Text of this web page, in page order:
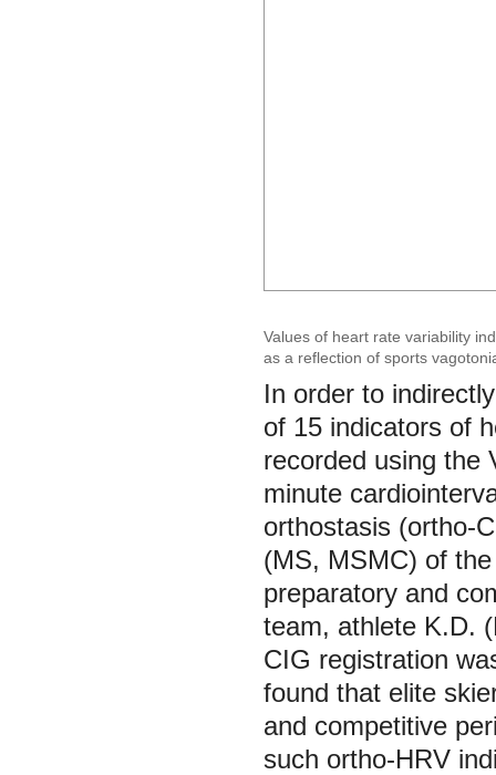
Values of heart rate variability
as a reflection of sports
In order to
of 15 indicators of
recorded using the
minute
orthostasis (ortho-
(MS, MSMC) of
preparatory and
team, athlete K.D.
CIG registration
found that elite
and competitive
such ortho-HRV